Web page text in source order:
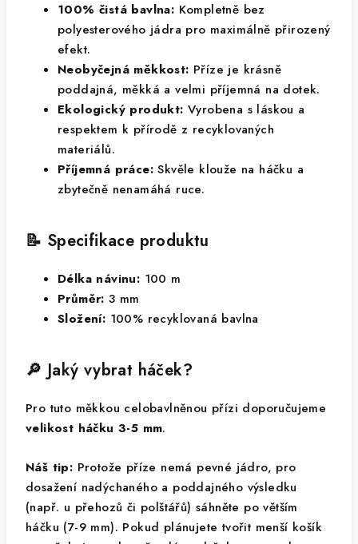
100% čistá bavlna: Kompletně bez
polyesterového jádra pro maximálně přirozený
efekt.
Neobyčejná měkkost: Příze je krásně
poddajná, měkká a velmi příjemná na dotek.
Ekologický produkt: Vyrobena s láskou a
respektem k přírodě z recyklovaných
materiálů.
Příjemná práce: Skvěle klouže na háčku a
zbytečně nenamáhá ruce.
📝 Specifikace produktu
Délka návinu: 100 m
Průměr: 3 mm
Složení: 100% recyklovaná bavlna
🔎 Jaký vybrat háček?
Pro tuto měkkou celobavlněnou přízi doporučujeme
velikost háčku 3-5 mm.
Náš tip: Protože příze nemá pevné jádro, pro
dosažení nadýchaného a poddajného výsledku
(např. u přehozů či polštářů) sáhněte po větším
háčku (7-9 mm). Pokud plánujete tvořit menší košík